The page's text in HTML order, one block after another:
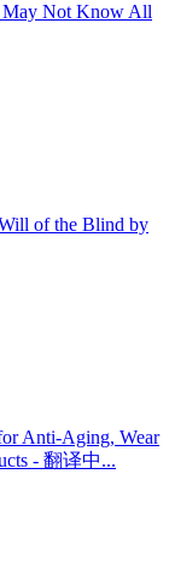
May Not Know All
of the Blind by
Anti-Aging, Wear
- 翻译中...